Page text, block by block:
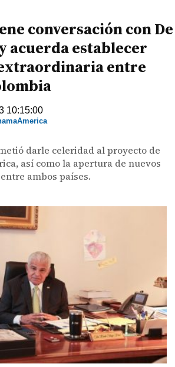
conversación con De
acuerda establecer
entre
10:15:00
darle celeridad al proyecto de
así como la apertura de nuevos
ambos países.